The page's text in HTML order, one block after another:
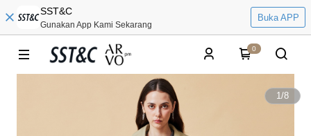
SST&C
Gunakan App Kami Sekarang
Buka APP
0
1/8